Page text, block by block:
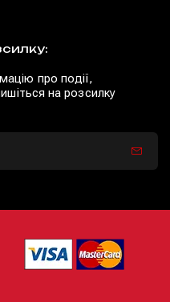
про події,
на розсилку